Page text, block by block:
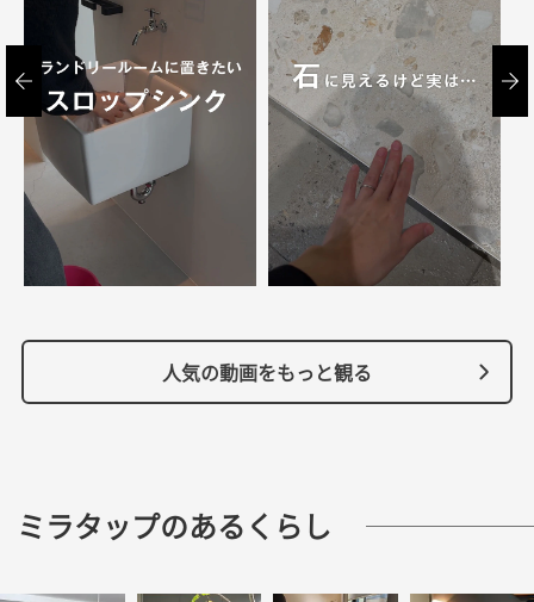
人気の動画をもっと観る
ミラタップのあるくらし